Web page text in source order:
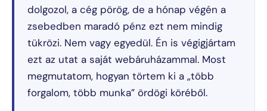
dolgozol, a cég pörög, de a hónap végén a
zsebedben maradó pénz ezt nem mindig
tükrözi. Nem vagy egyedül. Én is végigjártam
ezt az utat a saját webáruházammal. Most
megmutatom, hogyan törtem ki a „több
forgalom, több munka” ördögi köréből.